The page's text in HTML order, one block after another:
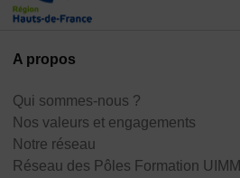
A propos
Qui sommes-nous ?
Nos valeurs et engagements
Notre réseau
Réseau des Pôles Formation UIMM